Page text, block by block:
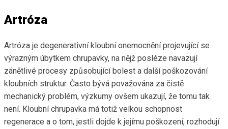
Artróza
Artróza je degenerativní kloubní onemocnění projevující se
výrazným úbytkem chrupavky, na nějž posléze navazují
zánětlivé procesy způsobující bolest a další poškozování
kloubních struktur. Často bývá považována za čistě
mechanický problém, výzkumy ovšem ukazují, že tomu tak
není. Kloubní chrupavka má totiž velkou schopnost
regenerace a o tom, jestli dojde k jejímu poškození, rozhodují